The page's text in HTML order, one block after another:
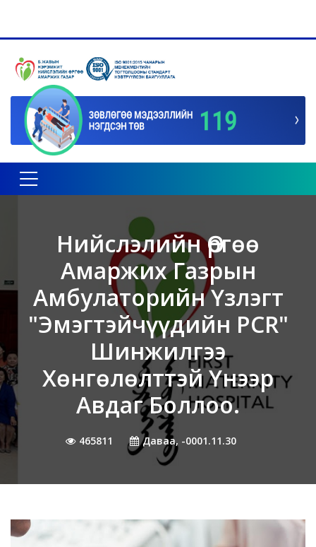
Toggle navigation
Нийслэлийн Өргөө
Амаржих Газрын
Амбулаторийн Үзлэгт
"Эмэгтэйчүүдийн PCR"
Шинжилгээ
Хөнгөлөлттэй Үнээр
Авдаг Боллоо.
465811 Даваа, -0001.11.30